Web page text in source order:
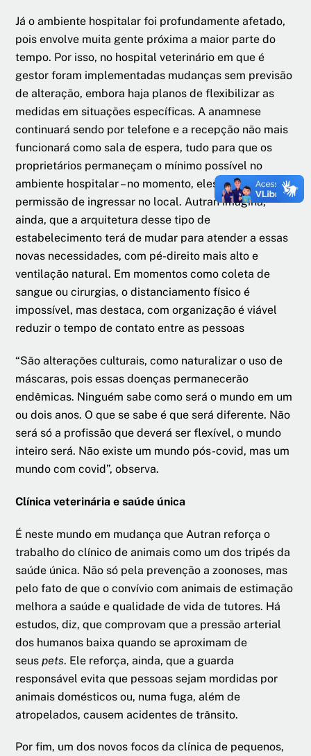
Já o ambiente hospitalar foi profundamente afetado,
pois envolve muita gente próxima a maior parte do
tempo. Por isso, no hospital veterinário em que é
gestor foram implementadas mudanças sem previsão
de alteração, embora haja planos de flexibilizar as
medidas em situações específicas. A anamnese
continuará sendo por telefone e a recepção não mais
funcionará como sala de espera, tudo para que os
proprietários permaneçam o mínimo possível no
ambiente hospitalar – no momento, eles nem têm
permissão de ingressar no local. Autran imagina,
ainda, que a arquitetura desse tipo de
estabelecimento terá de mudar para atender a essas
novas necessidades, com pé-direito mais alto e
ventilação natural. Em momentos como coleta de
sangue ou cirurgias, o distanciamento físico é
impossível, mas destaca, com organização é viável
reduzir o tempo de contato entre as pessoas
“São alterações culturais, como naturalizar o uso de
máscaras, pois essas doenças permanecerão
endêmicas. Ninguém sabe como será o mundo em um
ou dois anos. O que se sabe é que será diferente. Não
será só a profissão que deverá ser flexível, o mundo
inteiro será. Não existe um mundo pós-covid, mas um
mundo com covid”, observa.
Clínica veterinária e saúde única
É neste mundo em mudança que Autran reforça o
trabalho do clínico de animais como um dos tripés da
saúde única. Não só pela prevenção a zoonoses, mas
pelo fato de que o convívio com animais de estimação
melhora a saúde e qualidade de vida de tutores. Há
estudos, diz, que comprovam que a pressão arterial
dos humanos baixa quando se aproximam de
seuspets. Ele reforça, ainda, que a guarda
responsável evita que pessoas sejam mordidas por
animais domésticos ou, numa fuga, além de
atropelados, causem acidentes de trânsito.
Por fim, um dos novos focos da clínica de pequenos,